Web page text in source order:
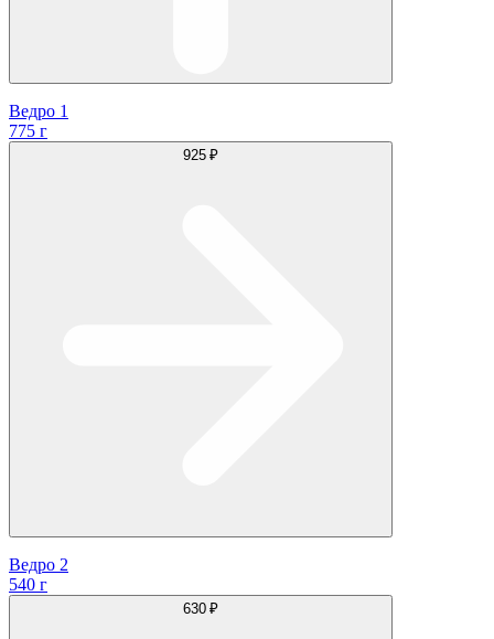
Ведро 1
775 г
925 ₽
Ведро 2
540 г
630 ₽